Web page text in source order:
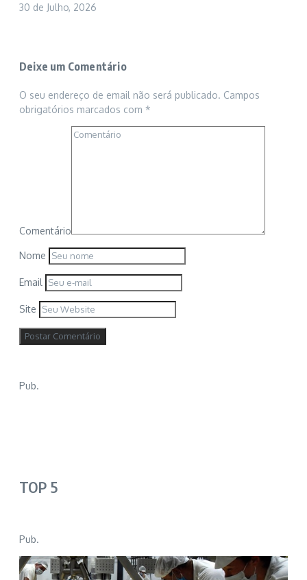
30 de Julho, 2026
Deixe um Comentário
O seu endereço de email não será publicado. Campos
obrigatórios marcados com *
Comentário
Nome
Email
Site
Pub.
TOP 5
Pub.